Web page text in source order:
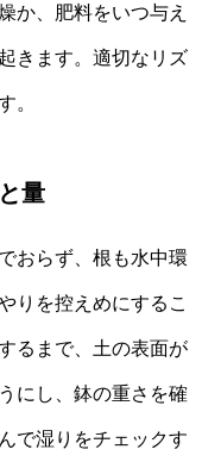
か、肥料をいつ与え
きます。適切なリズ
。
量
おらず、根も水中環
りを控えめにするこ
るまで、土の表面が
にし、鉢の重さを確
で湿りをチェックす